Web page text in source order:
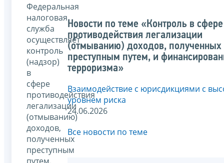
Федеральная
налоговая
служба
осуществляет
контроль
(надзор)
в
сфере
противодействия
легализации
(отмыванию)
доходов,
полученных
преступным
Новости по теме «Контроль в сфере
противодействия легализации
(отмыванию) доходов, полученных
преступным путем, и
терроризма»
Взаимодействие с юрисдикциями с
уровнем риска
24.06.2026
Все новости по теме